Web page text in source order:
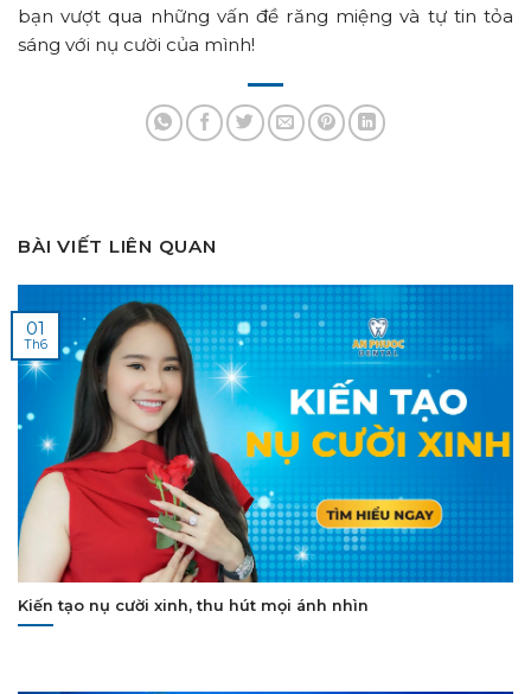
bạn vượt qua những vấn đề răng miệng và tự tin tỏa
sáng với nụ cười của mình!
BÀI VIẾT LIÊN QUAN
Kiến tạo nụ cười xinh, thu hút mọi ánh nhìn
01
Th6